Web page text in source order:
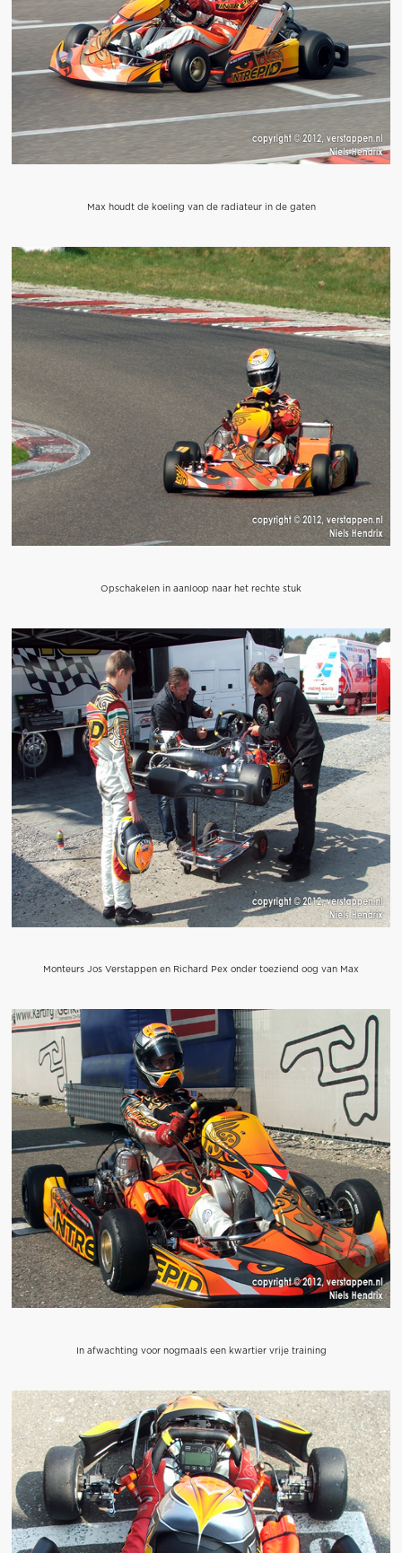
Max houdt de koeling van de radiateur in de gaten
Opschakelen in aanloop naar het rechte stuk
Monteurs Jos Verstappen en Richard Pex onder toeziend oog van Max
In afwachting voor nogmaals een kwartier vrije training